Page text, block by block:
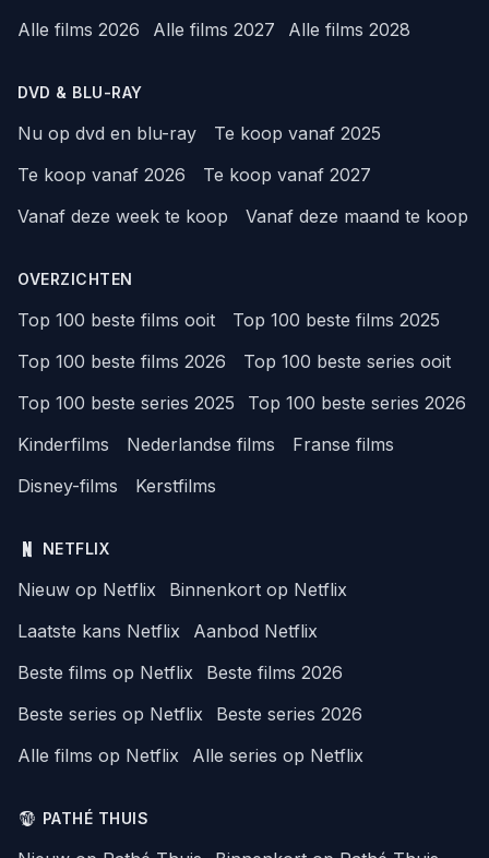
Alle films 2026
Alle films 2027 Alle films 2028
DVD & BLU-RAY
Nu op dvd en blu-ray
Te koop vanaf 2025
Te koop vanaf 2026
Te koop vanaf 2027
Vanaf deze week te koop
Vanaf deze maand te koop
OVERZICHTEN
Top 100 beste films ooit
Top 100 beste films 2025
Top 100 beste films 2026
Top 100 beste series ooit
Top 100 beste series 2025
Top 100 beste series 2026
Kinderfilms
Nederlandse films
Franse films
Disney-films
Kerstfilms
NETFLIX
Nieuw op Netflix
Binnenkort op Netflix
Laatste kans Netflix
Aanbod Netflix
Beste films op Netflix
Beste films 2026
Beste series op Netflix
Beste series 2026
Alle films op Netflix
Alle series op Netflix
PATHÉ THUIS